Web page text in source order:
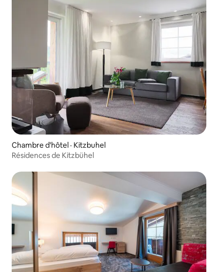
Chambre d'hôtel · Kitzbuhel
Résidences de Kitzbühel